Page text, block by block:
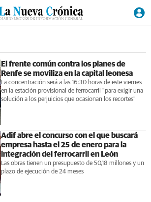
El frente común contra los planes de
Renfe se moviliza en la capital leonesa
La concentración será a las 16:30 horas de este viernes
en la estación provisional de ferrocarril "para exigir una
solución a los perjuicios que ocasionan los recortes"
Adif abre el concurso con el que buscará
empresa hasta el 25 de enero para la
integración del ferrocarril en León
Las obras tienen un presupuesto de 50,18 millones y un
plazo de ejecución de 24 meses